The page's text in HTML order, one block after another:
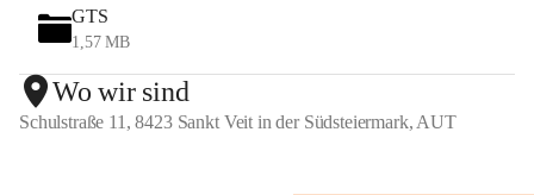
GTS
1,57 MB
Wo wir sind
Schulstraße 11, 8423 Sankt Veit in der Südsteiermark, AUT